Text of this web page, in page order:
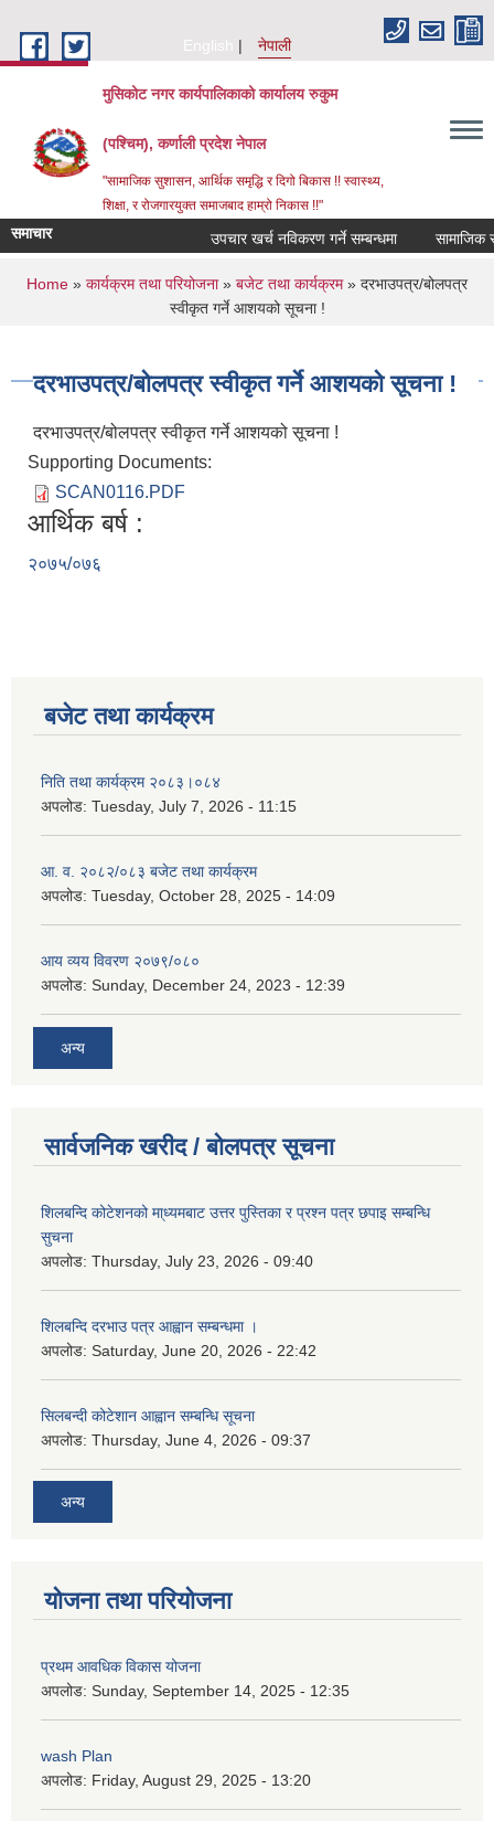
English
नेपाली
मुसिकोट नगर कार्यपालिकाको कार्यालय रुकुम
(पश्चिम), कर्णाली प्रदेश नेपाल
"सामाजिक सुशासन, आर्थिक समृद्धि र दिगो बिकास !! स्वास्थ्य,
शिक्षा, र रोजगारयुक्त समाजबाद हाम्रो निकास !!"
समाचार उपचार खर्च नविकरण गर्ने सम्बन्धमा
You are here
Home » कार्यक्रम तथा परियोजना» बजेट तथा कार्यक्रम» दरभाउपत्र/बोलपत्र
स्वीकृत गर्ने आशयको सूचना !
दरभाउपत्र/बोलपत्र स्वीकृत गर्ने आशयको सूचना !
दरभाउपत्र/बोलपत्र स्वीकृत गर्ने आशयको सूचना !
Supporting Documents:
SCAN0116.PDF
आर्थिक बर्ष :
२०७५/०७६
बजेट तथा कार्यक्रम
निति तथा कार्यक्रम २०८३।०८४
अपलोड: Tuesday, July 7, 2026 - 11:15
आ. व. २०८२/०८३ बजेट तथा कार्यक्रम
अपलोड: Tuesday, October 28, 2025 - 14:09
आय व्यय विवरण २०७९/०८०
अपलोड: Sunday, December 24, 2023 - 12:39
अन्य
सार्वजनिक खरीद / बोलपत्र सूचना
शिलबन्दि कोटेशनको मा्ध्यमबाट उत्तर पुस्तिका र प्रश्न पत्र छपाइ सम्बन्धि
सुचना
अपलोड: Thursday, July 23, 2026 - 09:40
शिलबन्दि दरभाउ पत्र आह्वान सम्बन्धमा ।
अपलोड: Saturday, June 20, 2026 - 22:42
सिलबन्दी कोटेशान आह्वान सम्बन्धि सूचना
अपलोड: Thursday, June 4, 2026 - 09:37
अन्य
योजना तथा परियोजना
प्रथम आवधिक विकास योजना
अपलोड: Sunday, September 14, 2025 - 12:35
wash Plan
अपलोड: Friday, August 29, 2025 - 13:20